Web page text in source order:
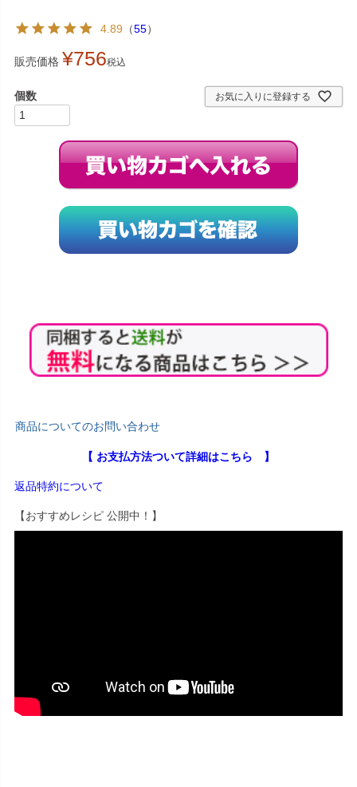
4.89 （55）
販売価格 ¥756税込
お気に入りに登録する
商品についてのお問い合わせ
【 お支払方法ついて詳細はこちら 】
返品特約について
【おすすめレシピ 公開中！】